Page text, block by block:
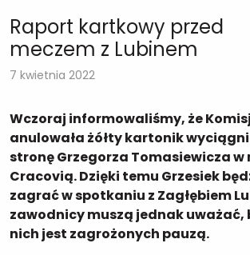
Raport kartkowy przed
meczem z Lubinem
7 kwietnia 2022
Wczoraj informowaliśmy, że
anulowała żółty kartonik
stronę Grzegorza Tomasiewicza w
Cracovią. Dzięki temu Grzesiek
zagrać w spotkaniu z Zagłębiem
zawodnicy muszą jednak uważać,
nich jest zagrożonych pauzą.